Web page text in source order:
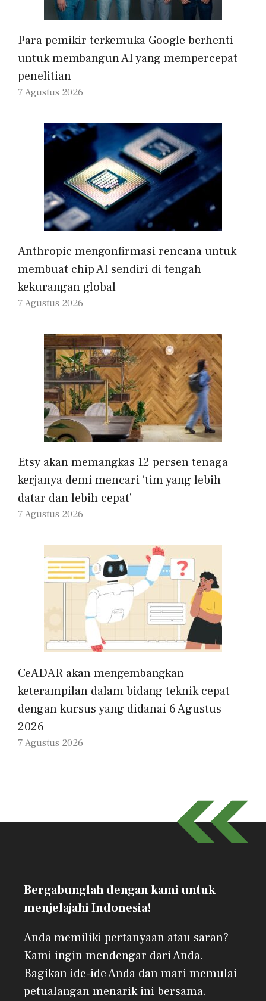
Para pemikir terkemuka Google berhenti
untuk membangun AI yang mempercepat
penelitian
7 Agustus 2026
Anthropic mengonfirmasi rencana untuk
membuat chip AI sendiri di tengah
kekurangan global
7 Agustus 2026
Etsy akan memangkas 12 persen tenaga
kerjanya demi mencari ‘tim yang lebih
datar dan lebih cepat’
7 Agustus 2026
CeADAR akan mengembangkan
keterampilan dalam bidang teknik cepat
dengan kursus yang didanai 6 Agustus
2026
7 Agustus 2026
Bergabunglah dengan kami untuk
menjelajahi Indonesia!
Anda memiliki pertanyaan atau saran?
Kami ingin mendengar dari Anda.
Bagikan ide-ide Anda dan mari memulai
petualangan menarik ini bersama.